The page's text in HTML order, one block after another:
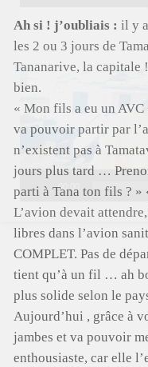
Ah si ! j’oubliais : il y
les 2 ou 3 jours de
Tananarive, la capitale
bien.
« Mon fils a eu un
va pouvoir partir par
n’existent pas à
jours plus tard …
parti à Tana ton fils ?
L’avion devait
libres dans l’avion
COMPLET. Pas de
tient qu’à un fil … ah
plus solide selon le
Aujourd’hui , grâce à
jambes et va pouvoir
enthousiaste, car elle
00:00